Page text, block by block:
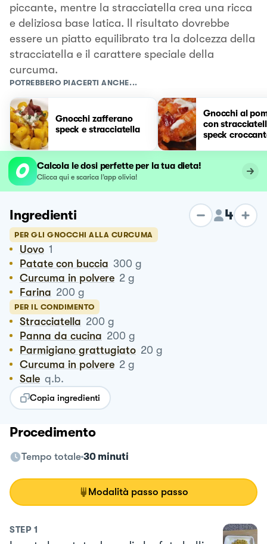
piccante, mentre la stracciatella crea una ricca
e deliziosa base latica. Il risultato dovrebbe
essere un piatto equilibrato tra la dolcezza della
stracciatella e il carattere speciale della
curcuma.
POTREBBERO PIACERTI ANCHE...
Gnocchi zafferano
speck e stracciatella
Gnocchi al
con
speck
Calcola le dosi perfette per la tua dieta!
Clicca qui e scarica l’app olivia!
Ingredienti 4
PER GLI GNOCCHI ALLA CURCUMA
Uovo 1
Patate con buccia 300 g
Curcuma in polvere 2 g
Farina 200 g
PER IL CONDIMENTO
Stracciatella 200 g
Panna da cucina 200 g
Parmigiano grattugiato 20 g
Curcuma in polvere 2 g
Sale q.b.
Copia ingredienti
Procedimento
Tempo totale 30 minuti
Modalità passo passo
STEP 1